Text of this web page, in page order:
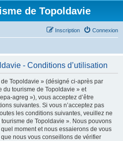
de Topoldavie
Connexion
Inscription
- Conditions d’utilisation
Topoldavie » (désigné ci-après par
du tourisme de Topoldavie » et
agreg »), vous acceptez d’être
suivantes. Si vous n’acceptez pas
les conditions suivantes, veuillez ne
de Topoldavie ». Nous pouvons
moment et nous essaierons de vous
nous vous conseillons de vérifier